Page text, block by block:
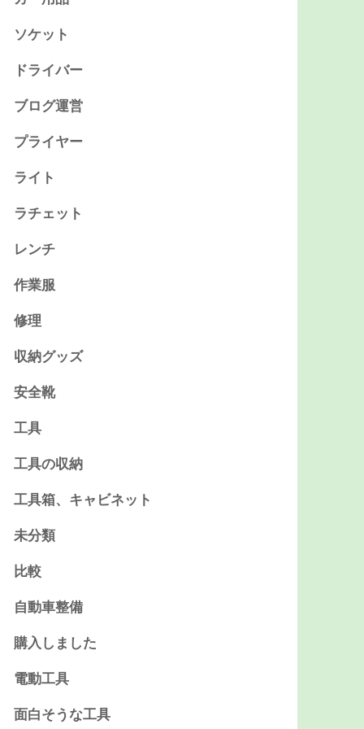
ソケット
ドライバー
ブログ運営
プライヤー
ライト
ラチェット
レンチ
作業服
修理
収納グッズ
安全靴
工具
工具の収納
工具箱、キャビネット
未分類
比較
自動車整備
購入しました
電動工具
面白そうな工具